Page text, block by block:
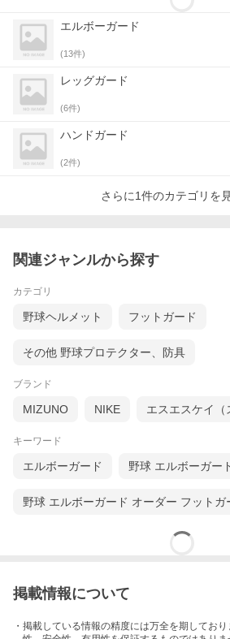
エルボーガード
(13件)
レッグガード
(6件)
ハンドガード
(2件)
さらに1件のカテゴリを
関連ジャンルから探す
カテゴリ
野球ヘルメット フットガード
その他 野球プロテクター、防具
ブランド
MIZUNO NIKE エスエスケイ（
キーワード
エルボーガード 野球 エルボーガー
野球 エルボーガード オーダー フットガ
掲載情報について
・掲載している情報の精度には万全を期してお